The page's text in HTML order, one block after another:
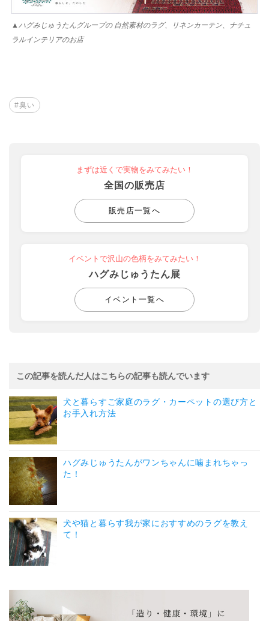
▲ハグみじゅうたんグループの 自然素材のラグ、リネンカーテン、ナチュ
ラルインテリアのお店
#臭い
まずは近くで実物をみてみたい！
全国の販売店
販売店一覧へ
イベントで沢山の色柄をみてみたい！
ハグみじゅうたん展
イベント一覧へ
この記事を読んだ人はこちらの記事も読んでいます
犬と暮らすご家庭のラグ・カーペットの選び方と
お手入れ方法
ハグみじゅうたんがワンちゃんに噛まれちゃっ
た！
犬や猫と暮らす我が家におすすめのラグを教え
て！